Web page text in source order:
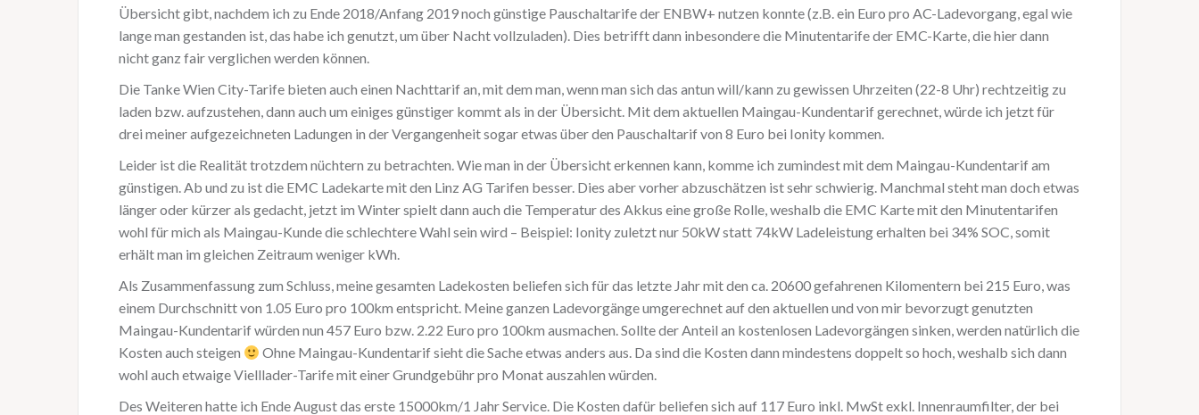
Übersicht gibt, nachdem ich zu Ende 2018/Anfang 2019 noch günstige Pauschaltarife der ENBW+ nutzen konnte (z.B. ein Euro pro AC-Ladevorgang, egal wie
lange man gestanden ist, das habe ich genutzt, um über Nacht vollzuladen). Dies betrifft dann inbesondere die Minutentarife der EMC-Karte, die hier dann
nicht ganz fair verglichen werden können.
Die Tanke Wien City-Tarife bieten auch einen Nachttarif an, mit dem man, wenn man sich das antun will/kann zu gewissen Uhrzeiten (22-8 Uhr) rechtzeitig zu
laden bzw. aufzustehen, dann auch um einiges günstiger kommt als in der Übersicht. Mit dem aktuellen Maingau-Kundentarif gerechnet, würde ich jetzt für
drei meiner aufgezeichneten Ladungen in der Vergangenheit sogar etwas über den Pauschaltarif von 8 Euro bei Ionity kommen.
Leider ist die Realität trotzdem nüchtern zu betrachten. Wie man in der Übersicht erkennen kann, komme ich zumindest mit dem Maingau-Kundentarif am
günstigen. Ab und zu ist die EMC Ladekarte mit den Linz AG Tarifen besser. Dies aber vorher abzuschätzen ist sehr schwierig. Manchmal steht man doch etwas
länger oder kürzer als gedacht, jetzt im Winter spielt dann auch die Temperatur des Akkus eine große Rolle, weshalb die EMC Karte mit den Minutentarifen
wohl für mich als Maingau-Kunde die schlechtere Wahl sein wird – Beispiel: Ionity zuletzt nur 50kW statt 74kW Ladeleistung erhalten bei 34% SOC, somit
erhält man im gleichen Zeitraum weniger kWh.
Als Zusammenfassung zum Schluss, meine gesamten Ladekosten beliefen sich für das letzte Jahr mit den ca. 20600 gefahrenen Kilomentern bei 215 Euro, was
einem Durchschnitt von 1.05 Euro pro 100km entspricht. Meine ganzen Ladevorgänge umgerechnet auf den aktuellen und von mir bevorzugt genutzten
Maingau-Kundentarif würden nun 457 Euro bzw. 2.22 Euro pro 100km ausmachen. Sollte der Anteil an kostenlosen Ladevorgängen sinken, werden natürlich die
Kosten auch steigen
Ohne Maingau-Kundentarif sieht die Sache etwas anders aus. Da sind die Kosten dann mindestens doppelt so hoch, weshalb sich dann
wohl auch etwaige Vielllader-Tarife mit einer Grundgebühr pro Monat auszahlen würden.
Des Weiteren hatte ich Ende August das erste 15000km/1 Jahr Service. Die Kosten dafür beliefen sich auf 117 Euro inkl. MwSt exkl. Innenraumfilter, der bei